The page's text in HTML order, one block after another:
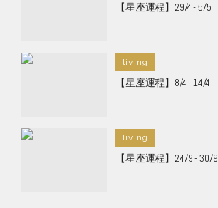
【星座運程】29/4 - 5/5
living
【星座運程】8/4 - 14/4
living
【星座運程】24/9 - 30/9